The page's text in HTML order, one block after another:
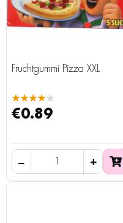
Fruchtgummi Pizza XXL
★★★★★
€0.89